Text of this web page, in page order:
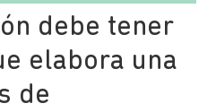
debe tener
elabora una
de